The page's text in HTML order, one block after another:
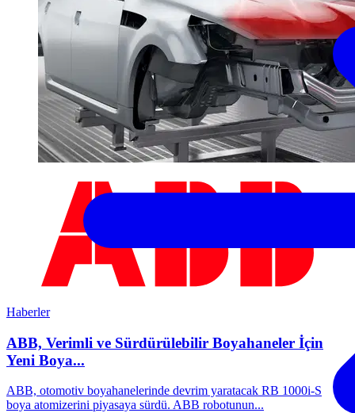
Haberler
ABB, Verimli ve Sürdürülebilir Boyahaneler İçin
Yeni Boya...
ABB, otomotiv boyahanelerinde devrim yaratacak RB 1000i-S
boya atomizerini piyasaya sürdü. ABB robotunun...